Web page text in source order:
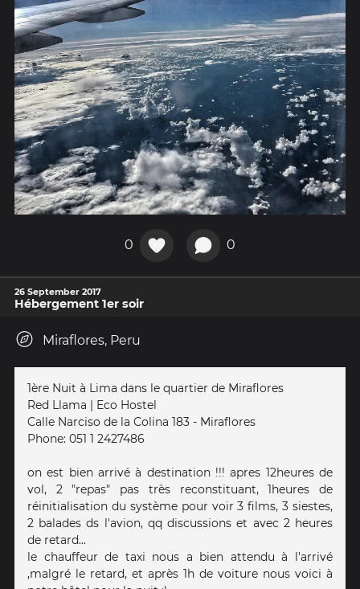
0 0
26 September 2017
Hébergement 1er soir
Miraflores, Peru
1ère Nuit à Lima dans le quartier de Miraflores
Red Llama | Eco Hostel
Calle Narciso de la Colina 183 - Miraflores
Phone: 051 1 2427486
on est bien arrivé à destination !!! apres 12heures de
vol, 2 "repas" pas très reconstituant, 1heures de
réinitialisation du système pour voir 3 films, 3 siestes,
2 balades ds l'avion, qq discussions et avec 2 heures
de retard...
le chauffeur de taxi nous a bien attendu à l'arrivé
,malgré le retard, et après 1h de voiture nous voici à